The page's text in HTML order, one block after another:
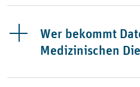
Wer bekommt
Medizinischen